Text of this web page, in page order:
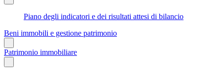
Piano degli indicatori e dei risultati attesi di bilancio
Beni immobili e gestione patrimonio
Patrimonio immobiliare